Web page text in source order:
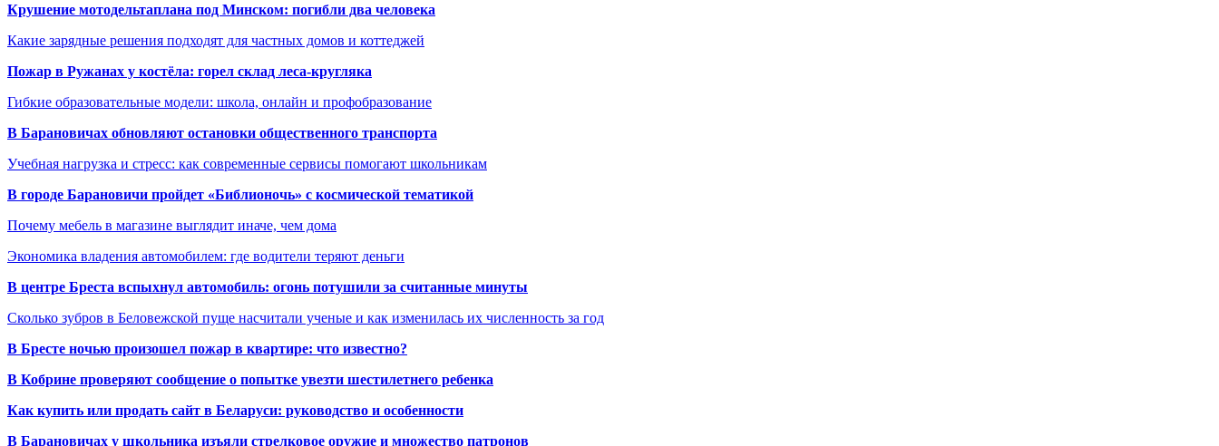
Крушение мотодельтаплана под Минском: погибли два человека
Какие зарядные решения подходят для частных домов и коттеджей
Пожар в Ружанах у костёла: горел склад леса-кругляка
Гибкие образовательные модели: школа, онлайн и профобразование
В Барановичах обновляют остановки общественного транспорта
Учебная нагрузка и стресс: как современные сервисы помогают школьникам
В городе Барановичи пройдет «Библионочь» с космической тематикой
Почему мебель в магазине выглядит иначе, чем дома
Экономика владения автомобилем: где водители теряют деньги
В центре Бреста вспыхнул автомобиль: огонь потушили за считанные минуты
Сколько зубров в Беловежской пуще насчитали ученые и как изменилась их численность за год
В Бресте ночью произошел пожар в квартире: что известно?
В Кобрине проверяют сообщение о попытке увезти шестилетнего ребенка
Как купить или продать сайт в Беларуси: руководство и особенности
В Барановичах у школьника изъяли стрелковое оружие и множество патронов